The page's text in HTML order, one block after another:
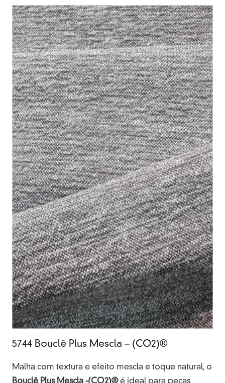
5744 Bouclê Plus Mescla – (CO2)®
Malha com textura e efeito mescla e toque natural, o